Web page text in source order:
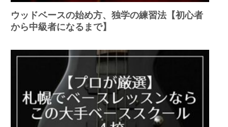
ウッドベースの始め方、独学の練習法【初心者
から中級者になるまで】